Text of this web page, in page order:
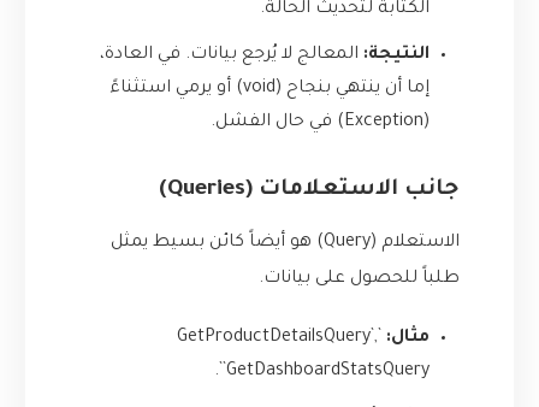
الكتابة لتحديث الحالة.
النتيجة: المعالج لا يُرجع بيانات. في العادة،
إما أن ينتهي بنجاح (void) أو يرمي استثناءً
(Exception) في حال الفشل.
جانب الاستعلامات (Queries)
الاستعلام (Query) هو أيضاً كائن بسيط يمثل
طلباً للحصول على بيانات.
مثال: `GetProductDetailsQuery`,
`GetDashboardStatsQuery`.